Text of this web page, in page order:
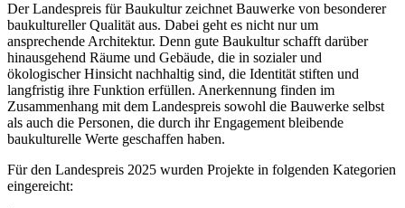
Der Landespreis für Baukultur zeichnet Bauwerke von besonderer
baukultureller Qualität aus. Dabei geht es nicht nur um
ansprechende Architektur. Denn gute Baukultur schafft darüber
hinausgehend Räume und Gebäude, die in sozialer und
ökologischer Hinsicht nachhaltig sind, die Identität stiften und
langfristig ihre Funktion erfüllen. Anerkennung finden im
Zusammenhang mit dem Landespreis sowohl die Bauwerke selbst
als auch die Personen, die durch ihr Engagement bleibende
baukulturelle Werte geschaffen haben.
Für den Landespreis 2025 wurden Projekte in folgenden Kategorien
eingereicht: